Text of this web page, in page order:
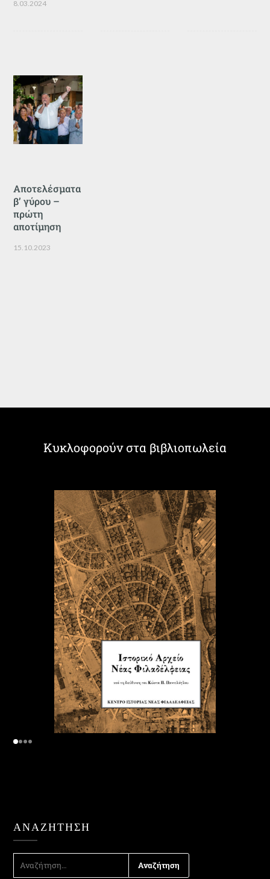
8.03.2024
Αποτελέσματα
β’ γύρου –
πρώτη
αποτίμηση
15.10.2023
Κυκλοφορούν στα βιβλιοπωλεία
ΑΝΑΖΉΤΗΣΗ
ΑΝΑΖΉΤΗΣΗ
ΓΙΑ: